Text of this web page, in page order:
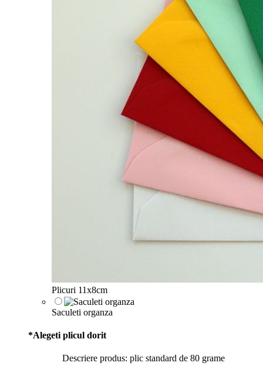
Plicuri 11x8cm
Saculeti organza
*Alegeti plicul dorit
Descriere produs: plic standard de 80 grame